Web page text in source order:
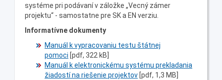
systéme pri podávaní v záložke „Vecný zámer
projektu“ - samostatne pre SK a EN verziu.
Informatívne dokumenty
Manuál k vypracovaniu testu štátnej
pomoci [pdf, 322 kB]
Manuál k elektronickému systému prekladania
žiadostí na riešenie projektov [pdf, 1,3 MB]